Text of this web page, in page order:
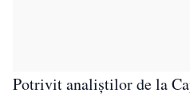
Potrivit analiştilor de la